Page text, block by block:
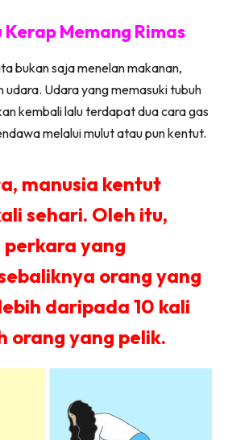
Memang Rimas
bukan saja menelan makanan,
udara. Udara yang memasuki tubuh
kembali lalu terdapat dua cara gas
melalui mulut atau pun kentut.
manusia kentut
sehari. Oleh itu,
yang
orang yang
daripada 10 kali
orang yang pelik.